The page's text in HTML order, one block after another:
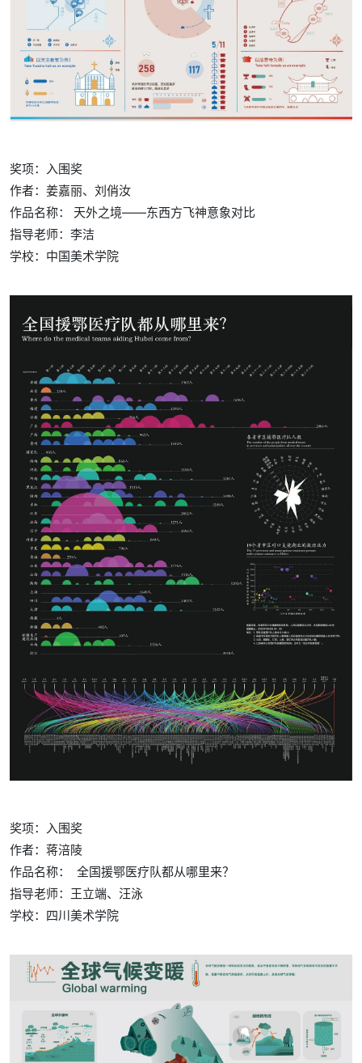
奖项：入围奖
作者：姜嘉丽、刘俏汝
作品名称： 天外之境——东西方飞神意象对比
指导老师：李洁
学校： 中国美术学院
奖项：入围奖
作者：蒋涪陵
作品名称： 全国援鄂医疗队都从哪里来？
指导老师：王立端、汪泳
学校： 四川美术学院